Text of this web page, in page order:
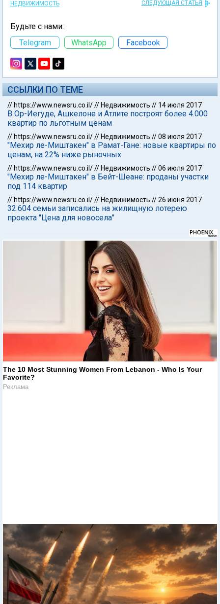
НЕДВИЖИМОСТЬ СЛЕДУЮЩАЯ СТАТЬЯ
Будьте с нами:
Telegram
WhatsApp Facebook
ССЫЛКИ ПО ТЕМЕ
// https://www.newsru.co.il/// Недвижимость // 14 июля 2017
В Ор-Иегуде, Ашкелоне и Атлите построят более 4.000
квартир по льготным ценам
// https://www.newsru.co.il/// Недвижимость //08 июля 2017
"Мехир ле-Миштакен" в Рамат-Гане: новые квартиры по
ценам, на 22% ниже рыночных
// https://www.newsru.co.il/// Недвижимость //06 июля 2017
"Мехир ле-Миштакен" в Бейт-Шеане: проданы участки
под 114 квартир
// https://www.newsru.co.il/// Недвижимость //26 июня 2017
32.604 семьи записались на жилищную лотерею
проекта "Цена для новосела"
The 10 Most Stunning Women From Lebanon - Who Is Your
Favorite?
Реклама